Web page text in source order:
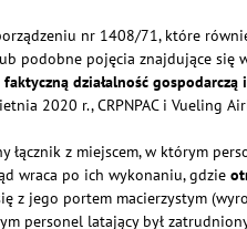
nr 1408/71, które
podobne pojęcia znajdujące się
działalność
2020 r., CRPNPAC i Vueling
łącznik z miejscem, w którym
wraca po ich wykonaniu, gdzie
z jego portem macierzystym
personel latający był